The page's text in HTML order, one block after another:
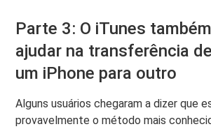
Parte 3: O iTunes
ajudar na transferência
um iPhone para outro
Alguns usuários chegaram a dizer que
provavelmente o método mais